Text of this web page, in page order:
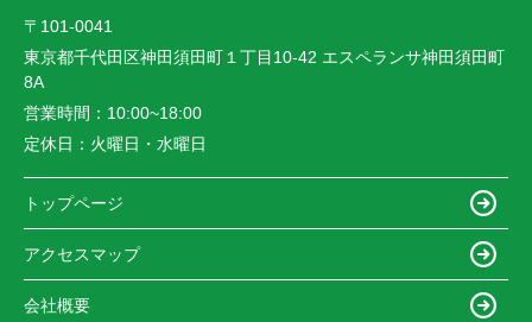
〒101-0041
東京都千代田区神田須田町１丁目10-42 エスペランサ神田須田町
8A
営業時間： 10:00~18:00
定休日： 火曜日・水曜日
トップページ
アクセスマップ
会社概要